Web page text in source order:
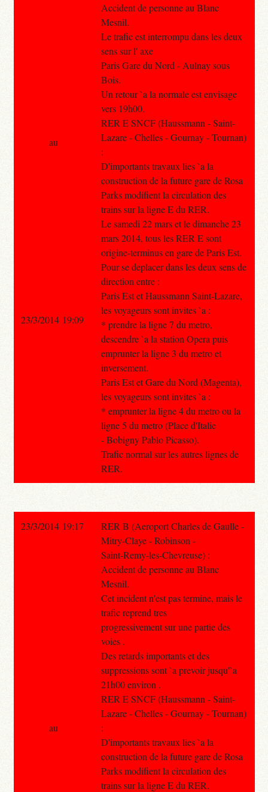
Accident de personne au Blanc
Mesnil.
Le trafic est interrompu dans les deux
sens sur l' axe
Paris Gare du Nord - Aulnay sous
Bois.
Un retour `a la normale est envisage
vers 19h00.
RER E SNCF (Haussmann - Saint-
Lazare - Chelles - Gournay - Tournan)
:
D'importants travaux lies `a la
construction de la future gare de Rosa
Parks modifient la circulation des
trains sur la ligne E du RER.
Le samedi 22 mars et le dimanche 23
mars 2014, tous les RER E sont
origine-terminus en gare de Paris Est.
Pour se deplacer dans les deux sens de
direction entre :
Paris Est et Haussmann Saint-Lazare,
les voyageurs sont invites `a :
* prendre la ligne 7 du metro,
descendre `a la station Opera puis
emprunter la ligne 3 du metro et
inversement.
Paris Est et Gare du Nord (Magenta),
les voyageurs sont invites `a :
* emprunter la ligne 4 du metro ou la
ligne 5 du metro (Place d'Italie
- Bobigny Pablo Picasso).
Trafic normal sur les autres lignes de
RER.
au
23/3/2014 19:09
23/3/2014 19:17
RER B (Aeroport Charles de Gaulle -
Mitry-Claye - Robinson -
Saint-Remy-les-Chevreuse) :
Accident de personne au Blanc
Mesnil.
Cet incident n'est pas termine, mais le
trafic reprend tres
progressivement sur une partie des
voies .
Des retards importants et des
suppressions sont `a prevoir jusqu'`a
21h00 environ .
RER E SNCF (Haussmann - Saint-
Lazare - Chelles - Gournay - Tournan)
:
D'importants travaux lies `a la
construction de la future gare de Rosa
Parks modifient la circulation des
trains sur la ligne E du RER.
au